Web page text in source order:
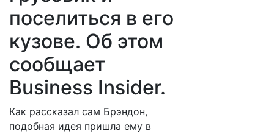
поселиться в его
кузове. Об этом
сообщает
Business Insider.
Как рассказал сам Брэндон,
подобная идея пришла ему в